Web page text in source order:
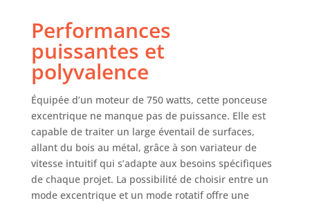
Performances
puissantes et
polyvalence
Équipée d’un moteur de 750 watts, cette ponceuse
excentrique ne manque pas de puissance. Elle est
capable de traiter un large éventail de surfaces,
allant du bois au métal, grâce à son variateur de
vitesse intuitif qui s’adapte aux besoins spécifiques
de chaque projet. La possibilité de choisir entre un
mode excentrique et un mode rotatif offre une